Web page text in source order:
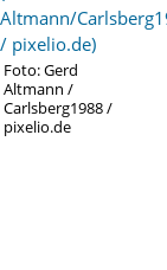
Foto: Gerd
Altmann /
Carlsberg1988 /
pixelio.de